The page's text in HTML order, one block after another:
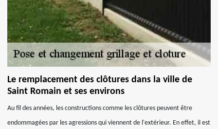
Le remplacement des clôtures dans la ville de
Saint Romain et ses environs
Au fil des années, les constructions comme les clôtures peuvent être
endommagées par les agressions qui viennent de l'extérieur. En effet, il est